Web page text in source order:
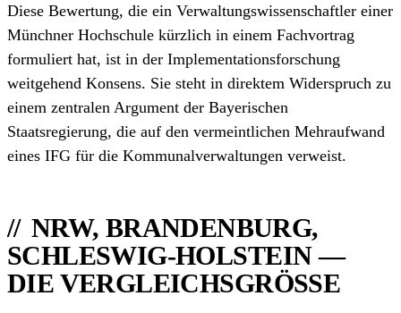
Diese Bewertung, die ein Verwaltungs­wissenschaftler einer
Münchner Hochschule kürzlich in einem Fachvortrag
formuliert hat, ist in der Implementations­forschung
weitgehend Konsens. Sie steht in direktem Widerspruch zu
einem zentralen Argument der Bayerischen
Staatsregierung, die auf den vermeintlichen Mehraufwand
eines IFG für die Kommunal­verwaltungen verweist.
NRW, BRANDENBURG,
SCHLESWIG-HOLSTEIN —
DIE VERGLEICHSGRÖSSE